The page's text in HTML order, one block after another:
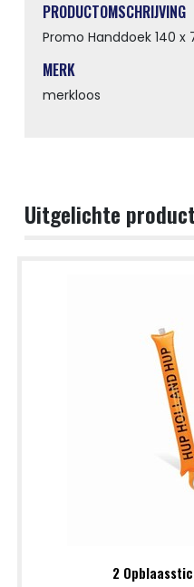
PRODUCTOMSCHRIJVING
Promo Handdoek 140 x
MERK
merkloos
Uitgelichte
2